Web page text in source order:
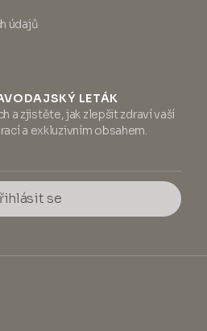
údajů
LETÁK
a zjistěte, jak zlepšit zdraví vaší
a exkluzivním obsahem.
se